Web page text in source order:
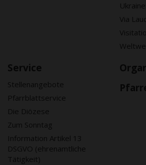
Via
Service
Stellenangebote
Pfarrblattservice
Die Diözese
Zum Sonntag
Information Artikel 13
DSGVO (ehrenamtliche
Tätigkeit)